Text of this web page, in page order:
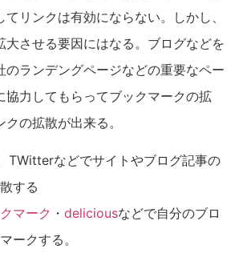
リンクは有効にならない。しかし、
大させる要因にはなる。ブログなどを
のランデングページなどの重要なペー
協力してもらってブックマークの拡
の拡散が出来る。
TWitterなどでサイトやブログ記事の
する
マーク ・ deliciousなどで自分のブロ
ークする。